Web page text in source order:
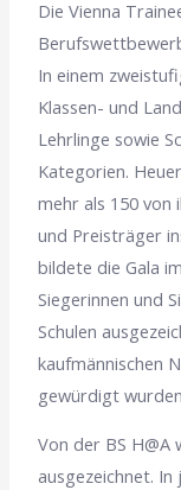
Die Vienna
In einem
Klassen- und
Lehrlinge sowie
Kategorien.
mehr als 150 von
und Preisträger
bildete die Gala
Siegerinnen und
Schulen
kaufmännischen
gewürdigt
Von der BS H@A
ausgezeichnet.